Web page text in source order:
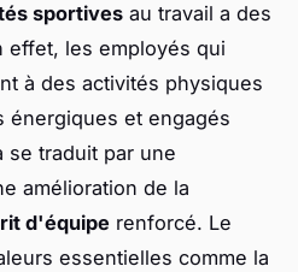
sportives au travail a des
effet, les employés qui
à des activités physiques
énergiques et engagés
se traduit par une
amélioration de la
d'équipe renforcé. Le
essentielles comme la